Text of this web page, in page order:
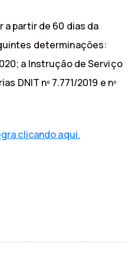
a partir de 60 dias da
determinações:
a Instrução de Serviço
DNIT nº 7.771/2019 e nº
clicando aqui.